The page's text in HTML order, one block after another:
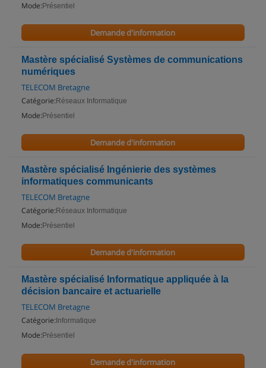
Mode: Présentiel
Demande d'information
Mastère spécialisé Systèmes de communications
numériques
TELECOM Bretagne
Catégorie: Réseaux Informatique
Mode: Présentiel
Demande d'information
Mastère spécialisé Ingénierie des systèmes
informatiques communicants
TELECOM Bretagne
Catégorie: Réseaux Informatique
Mode: Présentiel
Demande d'information
Mastère spécialisé Informatique appliquée à la
décision bancaire et actuarielle
TELECOM Bretagne
Catégorie: Informatique
Mode: Présentiel
Demande d'information